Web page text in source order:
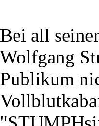
Bei all
Wolfgang
Publikum